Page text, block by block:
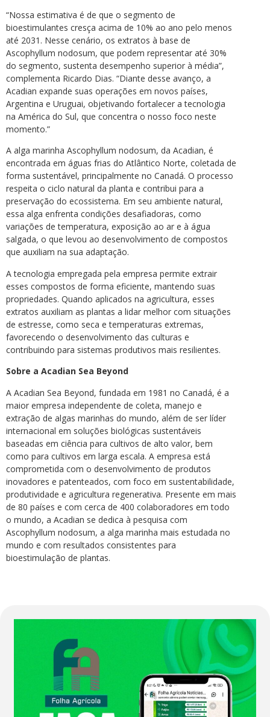
“Nossa estimativa é de que o segmento de
bioestimulantes cresça acima de 10% ao ano pelo menos
até 2031. Nesse cenário, os extratos à base de
Ascophyllum nodosum, que podem representar até 30%
do segmento, sustenta desempenho superior à média”,
complementa Ricardo Dias. “Diante desse avanço, a
Acadian expande suas operações em novos países,
Argentina e Uruguai, objetivando fortalecer a tecnologia
na América do Sul, que concentra o nosso foco neste
momento.”
A alga marinha Ascophyllum nodosum, da Acadian, é
encontrada em águas frias do Atlântico Norte, coletada de
forma sustentável, principalmente no Canadá. O processo
respeita o ciclo natural da planta e contribui para a
preservação do ecossistema. Em seu ambiente natural,
essa alga enfrenta condições desafiadoras, como
variações de temperatura, exposição ao ar e à água
salgada, o que levou ao desenvolvimento de compostos
que auxiliam na sua adaptação.
A tecnologia empregada pela empresa permite extrair
esses compostos de forma eficiente, mantendo suas
propriedades. Quando aplicados na agricultura, esses
extratos auxiliam as plantas a lidar melhor com situações
de estresse, como seca e temperaturas extremas,
favorecendo o desenvolvimento das culturas e
contribuindo para sistemas produtivos mais resilientes.
Sobre a Acadian Sea Beyond
A Acadian Sea Beyond, fundada em 1981 no Canadá, é a
maior empresa independente de coleta, manejo e
extração de algas marinhas do mundo, além de ser líder
internacional em soluções biológicas sustentáveis
baseadas em ciência para cultivos de alto valor, bem
como para cultivos em larga escala. A empresa está
comprometida com o desenvolvimento de produtos
inovadores e patenteados, com foco em sustentabilidade,
produtividade e agricultura regenerativa. Presente em mais
de 80 países e com cerca de 400 colaboradores em todo
o mundo, a Acadian se dedica à pesquisa com
Ascophyllum nodosum, a alga marinha mais estudada no
mundo e com resultados consistentes para
bioestimulação de plantas.